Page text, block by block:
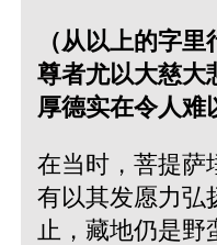
（从以上的字里
尊者尤以大慈大
厚德实在令人难
在当时，菩提萨
有以其发愿力弘
止，藏地仍是野